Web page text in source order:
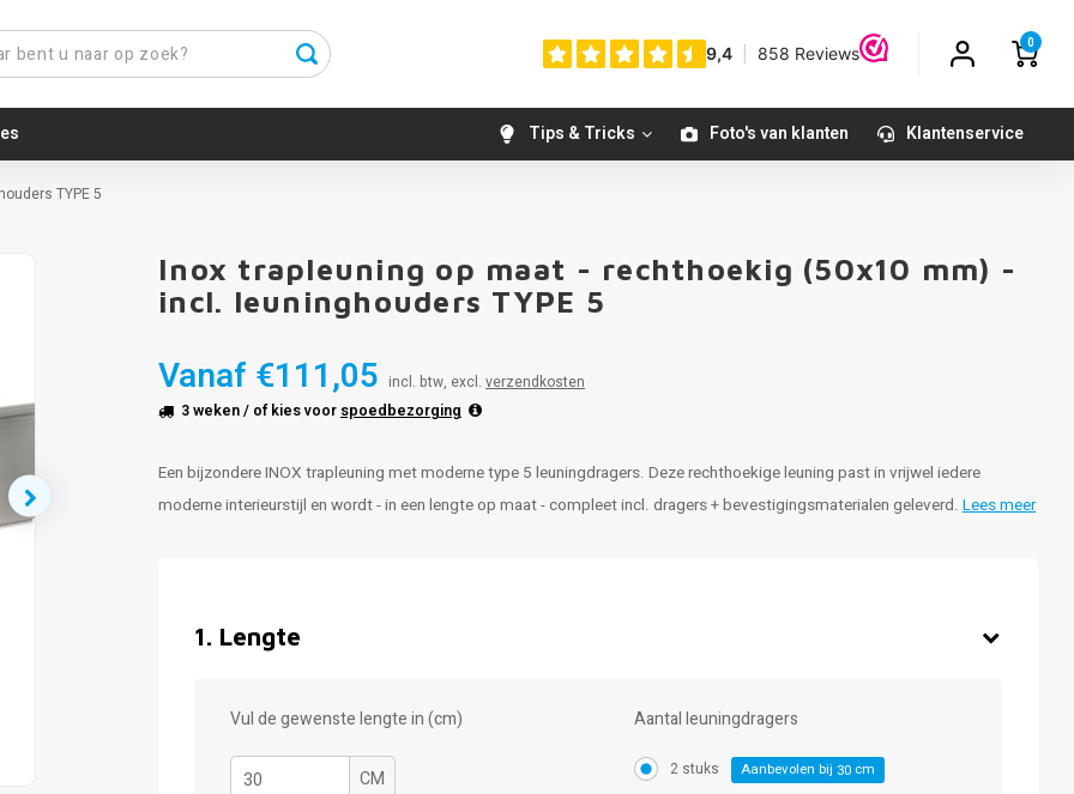
0
Tips & Tricks Foto's van klanten Klantenservice
TYPE 5
Inox trapleuning op maat - rechthoekig (50x10 mm) -
incl. leuninghouders TYPE 5
Vanaf €111,05 incl. btw, excl. verzendkosten
3 weken/ of kies voor spoedbezorging
Een bijzondere INOX trapleuning met moderne type 5 leuningdragers. Deze rechthoekige leuning past in vrijwel iedere
moderne interieurstijl en wordt - in een lengte op maat - compleet incl. dragers + bevestigingsmaterialen geleverd. Lees meer
1. Lengte
Vul de gewenste lengte in (cm)
CM
Aantal leuningdragers
2 stuks Aanbevolen bij 30 cm